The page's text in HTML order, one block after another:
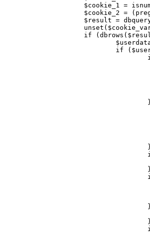
$cookie_1 =
$cookie_2 =
$result =
if
$userdata =
if
if
if
echo
echo
}
if
echo
echo
if
if
$result =
$lastvisited
}
$lastvisited =
if
if